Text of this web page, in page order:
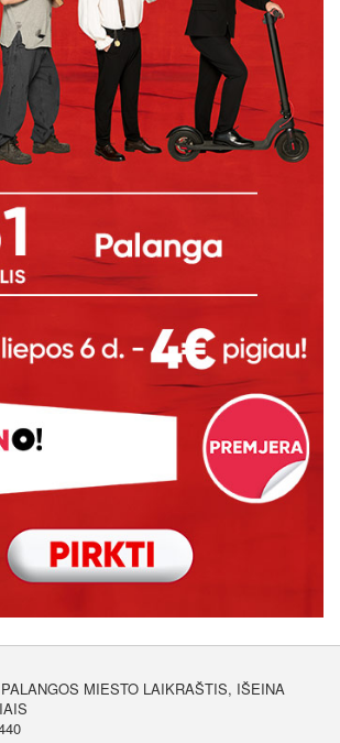
MIESTO LAIKRAŠTIS, IŠEINA